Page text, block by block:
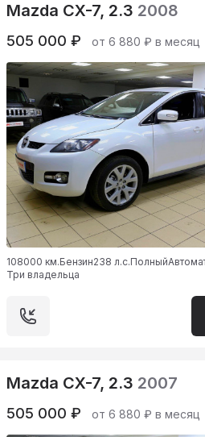
Mazda CX-7, 2.3 2008
505 000 ₽ от 6 880 ₽ в месяц
108000 км.Бензин238 л.с.Полный
Три владельца
Mazda CX-7, 2.3 2007
505 000 ₽ от 6 880 ₽ в месяц